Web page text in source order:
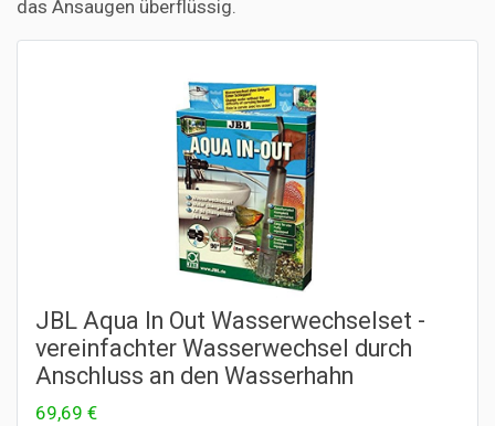
das Ansaugen überflüssig.
JBL Aqua In Out Wasserwechselset -
vereinfachter Wasserwechsel durch
Anschluss an den Wasserhahn
69,69 €